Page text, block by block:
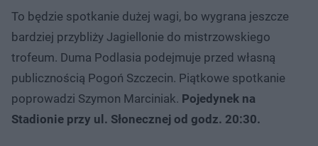
​To będzie spotkanie dużej wagi, bo wygrana jeszcze
bardziej przybliży Jagiellonie do mistrzowskiego
trofeum. Duma Podlasia podejmuje przed własną
publicznością Pogoń Szczecin. Piątkowe spotkanie
poprowadzi Szymon Marciniak. Pojedynek na
Stadionie przy ul. Słonecznej od godz. 20:30.